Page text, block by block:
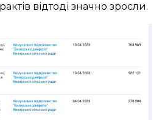
відтоді значно зросли.